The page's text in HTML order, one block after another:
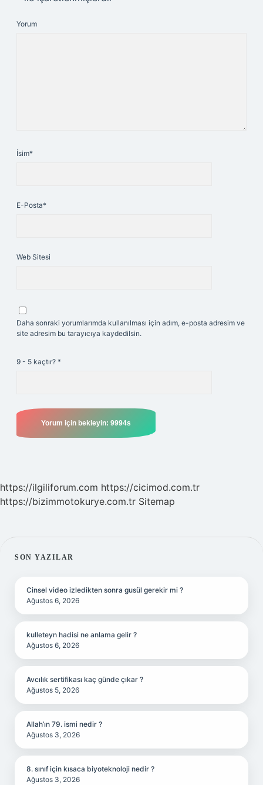
Yorum
İsim*
E-Posta*
Web Sitesi
Daha sonraki yorumlarımda kullanılması için adım, e-posta adresim ve
site adresim bu tarayıcıya kaydedilsin.
9 - 5 kaçtır? *
https://ilgiliforum.com https://cicimod.com.tr
https://bizimmotokurye.com.tr Sitemap
SIDEBAR
SON YAZILAR
Cinsel video izledikten sonra gusül gerekir mi ?
Ağustos 6, 2026
kulleteyn hadisi ne anlama gelir ?
Ağustos 6, 2026
Avcılık sertifikası kaç günde çıkar ?
Ağustos 5, 2026
Allah’ın 79. ismi nedir ?
Ağustos 3, 2026
8. sınıf için kısaca biyoteknoloji nedir ?
Ağustos 3, 2026